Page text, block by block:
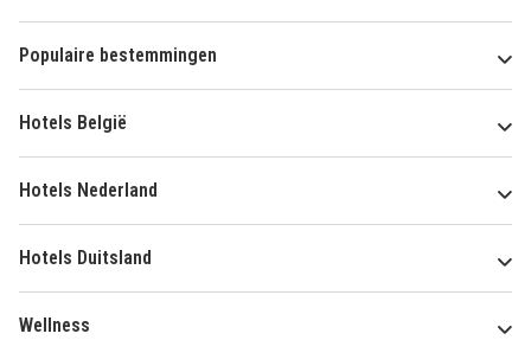
Populaire bestemmingen
Hotels België
Hotels Nederland
Hotels Duitsland
Wellness